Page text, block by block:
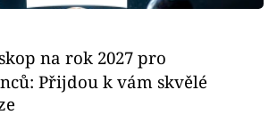
na rok 2027 pro
Přijdou k vám skvělé